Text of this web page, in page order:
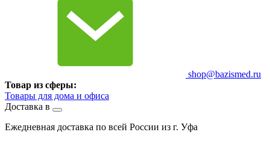
shop@bazismed.ru
Товар из сферы:
Товары для дома и офиса
Доставка в
Ежедневная доставка по всей России из г. Уфа